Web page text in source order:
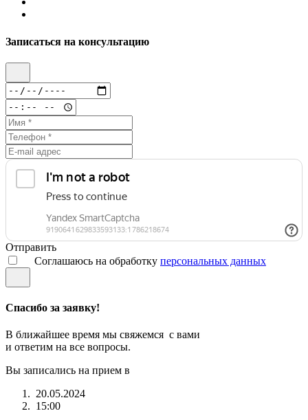
Записаться на консультацию
Отправить
Соглашаюсь на обработку персональных данных
Спасибо за заявку!
В ближайшее время мы свяжемся с вами
и ответим на все вопросы.
Вы записались на прием в
20.05.2024
15:00